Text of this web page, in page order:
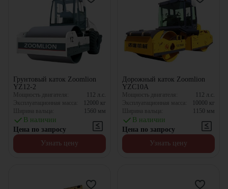
Грунтовый каток Zoomlion
YZ12-2
Мощность двигателя: 112 л.с.
Эксплуатационная масса:
12000 кг
Ширина вальца:
1560 мм
В наличии
Цена по запросу
Узнать цену
Дорожный каток Zoomlion
YZC10A
Мощность двигателя: 112 л.с.
Эксплуатационная масса:
10000 кг
Ширина вальца:
1150 мм
В наличии
Цена по запросу
Узнать цену